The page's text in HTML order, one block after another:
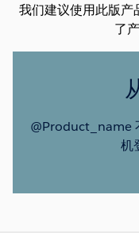
我们建议使用此版产
了
@Product_name
机